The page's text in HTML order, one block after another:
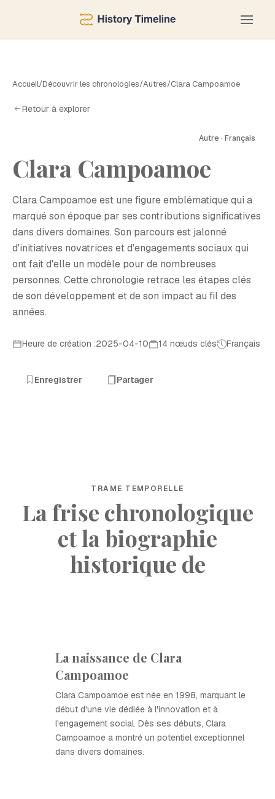
Accueil/Découvrir les chronologies/Autres/Clara Campoamoe
Retour à explorer
Autre · Français
Clara Campoamoe
Clara Campoamoe est une figure emblématique qui a
marqué son époque par ses contributions significatives
dans divers domaines. Son parcours est jalonné
d'initiatives novatrices et d'engagements sociaux qui
ont fait d'elle un modèle pour de nombreuses
personnes. Cette chronologie retrace les étapes clés
de son développement et de son impact au fil des
années.
Heure de création :2025-04-10 14 nœuds clés Français
Enregistrer Partager
TRAME TEMPORELLE
La frise chronologique
et la biographie
historique de
La naissance de Clara
Campoamoe
Clara Campoamoe est née en 1998, marquant le
début d'une vie dédiée à l'innovation et à
l'engagement social. Dès ses débuts, Clara
Campoamoe a montré un potentiel exceptionnel
dans divers domaines.